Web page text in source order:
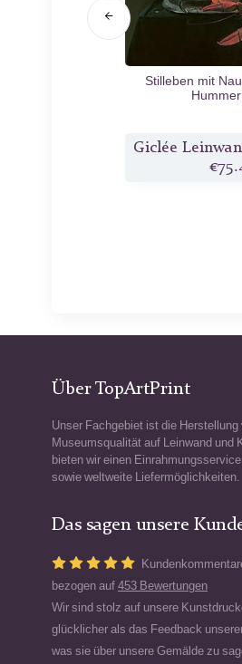
Stilleben mit
Hummer
Giclée
Über TopArtPrint
Unser Fachgebiet ist die
Museumsqualität auf Leinwand und
bieten wir einen
sowie weltweite Liefermöglichkeiten.
Das sagen unsere
bezogen auf 453 Bewertungen
Wir sind stolz auf unsere
glücklicher als das Feedback
was sie über unsere Gemälde zu